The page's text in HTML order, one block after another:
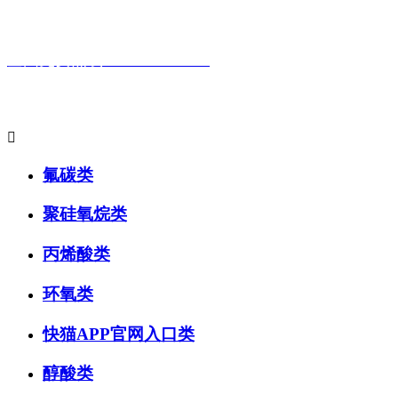

氟碳类
聚硅氧烷类
丙烯酸类
环氧类
快猫APP官网入口类
醇酸类